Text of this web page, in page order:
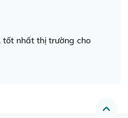
tốt nhất thị trường cho